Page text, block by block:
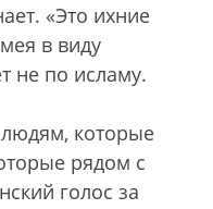
«Это ихние
в виду
не по исламу.
которые
рядом с
голос за